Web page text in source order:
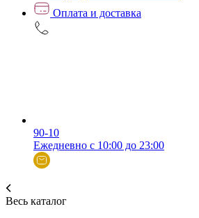
Оплата и доставка
90-10
Ежедневно с 10:00 до 23:00
Весь каталог